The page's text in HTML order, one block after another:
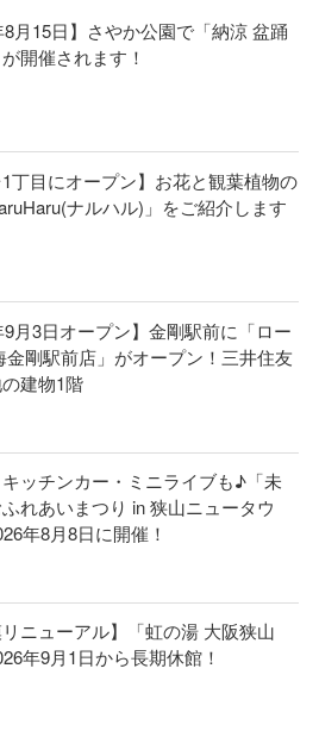
8月15日】さやか公園で「納涼 盆踊
開催されます！
1丁目にオープン】お花と観葉植物の
ナルハル)」をご紹介します
9月3日オープン】金剛駅前に「ロー
金剛駅前店」がオープン！三井住友
建物1階
ッチンカー・ミニライブも♪「未
れあいまつり in 狭山ニュータウ
年8月8日に開催！
リニューアル】「虹の湯 大阪狭山
年9月1日から長期休館！